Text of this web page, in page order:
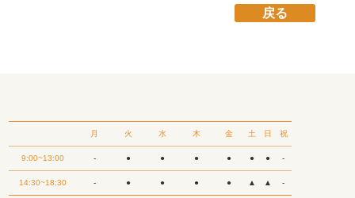
戻る
月 火 水 木 金 土 日 祝
9:00~13:00 - ● ● ● ● ● ● -
14:30~18:30 - ● ● ● ● ▲ ▲ -